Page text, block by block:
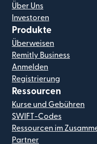
Über Uns
Investoren
Produkte
Überweisen
Remitly Business
Anmelden
Registrierung
Ressourcen
Kurse und Gebühren
SWIFT-Codes
Ressourcen im
Partner